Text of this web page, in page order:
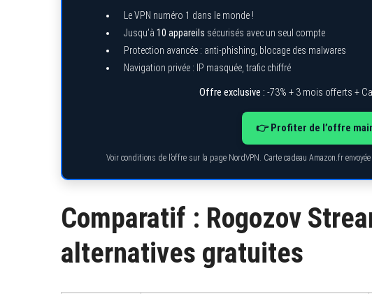
Le VPN numéro 1 dans le monde !
Jusqu’à 10 appareils sécurisés avec un seul compte
Protection avancée : anti-phishing, blocage des malwares
Navigation privée : IP masquée, trafic chiffré
Offre exclusive : -73% + 3 mois offerts +
👉 Profiter de l’offre
Voir conditions de l’offre sur la page NordVPN. Carte cadeau Amazon.fr
Comparatif : Rogozov
alternatives gratuites